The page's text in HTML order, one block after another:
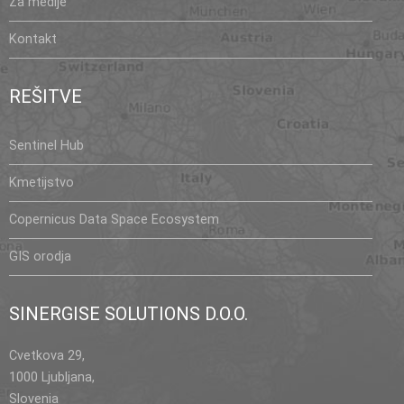
Kontakt
REŠITVE
Sentinel Hub
Kmetijstvo
Copernicus Data Space Ecosystem
GIS orodja
SINERGISE SOLUTIONS D.O.O.
Cvetkova 29,
1000 Ljubljana,
Slovenia